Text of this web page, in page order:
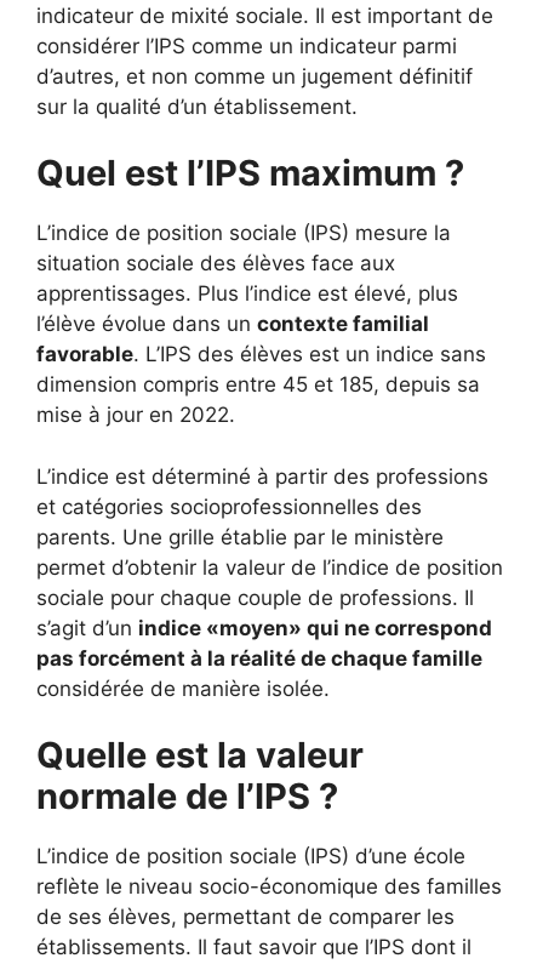
indicateur de mixité sociale. Il est important de
considérer l’IPS comme un indicateur parmi
d’autres, et non comme un jugement définitif
sur la qualité d’un établissement.
Quel est l’IPS maximum ?
L’indice de position sociale (IPS) mesure la
situation sociale des élèves face aux
apprentissages. Plus l’indice est élevé, plus
l’élève évolue dans un contexte familial
favorable. L’IPS des élèves est un indice sans
dimension compris entre 45 et 185, depuis sa
mise à jour en 2022.
L’indice est déterminé à partir des professions
et catégories socioprofessionnelles des
parents. Une grille établie par le ministère
permet d’obtenir la valeur de l’indice de position
sociale pour chaque couple de professions. Il
s’agit d’un indice «moyen» qui ne correspond
pas forcément à la réalité de chaque famille
considérée de manière isolée.
Quelle est la valeur
normale de l’IPS ?
L’indice de position sociale (IPS) d’une école
reflète le niveau socio-économique des familles
de ses élèves, permettant de comparer les
établissements. Il faut savoir que l’IPS dont il